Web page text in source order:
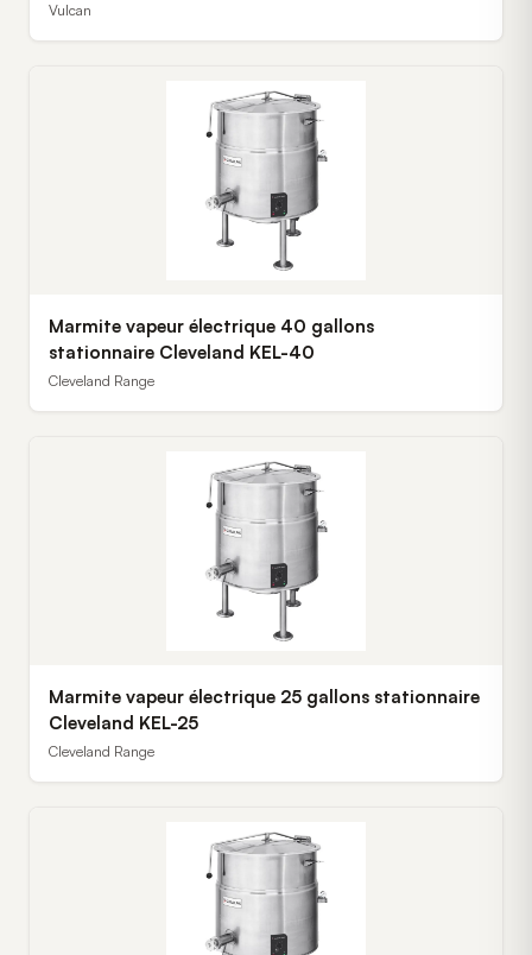
Vulcan
Marmite vapeur électrique 40 gallons
stationnaire Cleveland KEL-40
Cleveland Range
Marmite vapeur électrique 25 gallons stationnaire
Cleveland KEL-25
Cleveland Range